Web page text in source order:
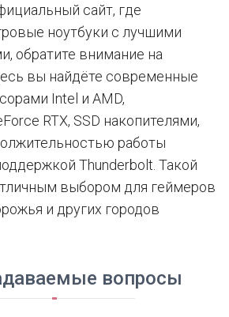
сайт, где
ноутбуки с лучшими
обратите внимание на
вы найдёте современные
Intel и AMD,
RTX, SSD накопителями,
работы
Thunderbolt. Такой
выбором для геймеров
и других городов
вопросы